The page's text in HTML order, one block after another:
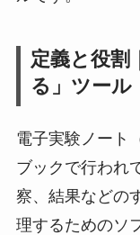
定義と役割
る」ツール
電子実験ノート
ブックで行われ
察、結果などの
理するためのソ